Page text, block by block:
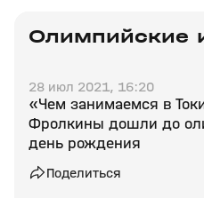
Олимпийские
28 июл 2021, 16:20
«Чем занимаемся в
Фролкины дошли до
день рождения
Поделиться